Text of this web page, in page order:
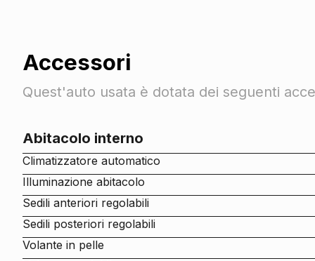
Accessori
Quest'auto usata è dotata dei seguenti
Abitacolo interno
Climatizzatore automatico
Illuminazione abitacolo
Sedili anteriori regolabili
Sedili posteriori regolabili
Volante in pelle